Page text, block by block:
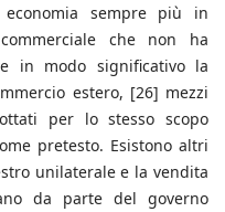
sempre più in
che non ha
in modo significativo la
estero, [26] mezzi
per lo stesso scopo
pretesto. Esistono altri
unilaterale e la vendita
da parte del governo